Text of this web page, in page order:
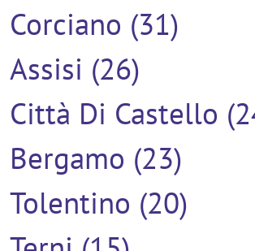
Corciano (31)
Assisi (26)
Città Di Castello
Bergamo (23)
Tolentino (20)